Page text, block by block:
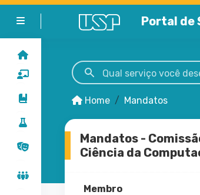
Alternar formato de exibição do menu
Portal de
Pesquise um serviço da USP
Home Mandatos
Mandatos -
Ciência da
Membro